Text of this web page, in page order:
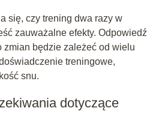
się, czy trening dwa razy w
zauważalne efekty. Odpowiedź
zmian będzie zależeć od wielu
treningowe,
snu.
dotyczące